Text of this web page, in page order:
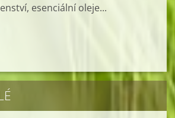
esenciální oleje...